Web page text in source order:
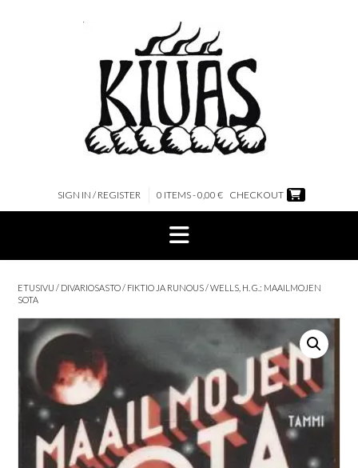
SIGN IN / REGISTER 0 ITEMS - 0,00 € CHECKOUT
ETUSIVU / DIVARIOSASTO/ FIKTIO JA RUNOUS/ WELLS, H. G.: MAAILMOJEN
SOTA